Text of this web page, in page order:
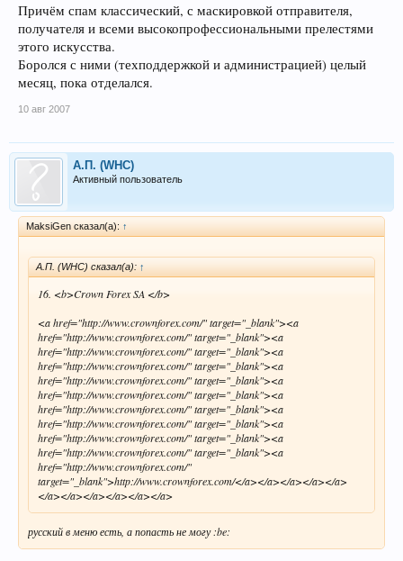
Причём спам классический, с маскировкой отправителя,
получателя и всеми высокопрофессиональными прелестями
этого искусства.
Боролся с ними (техподдержкой и администрацией) целый
месяц, пока отделался.
10 авг 2007
А.П. (WHC)
Активный пользователь
MaksiGen сказал(а): ↑
А.П. (WHC) сказал(а): ↑
16. <b>Crown Forex SA </b>
<a href="http://www.crownforex.com/" target="_blank"><a
href="http://www.crownforex.com/" target="_blank"><a
href="http://www.crownforex.com/" target="_blank"><a
href="http://www.crownforex.com/" target="_blank"><a
href="http://www.crownforex.com/" target="_blank"><a
href="http://www.crownforex.com/" target="_blank"><a
href="http://www.crownforex.com/" target="_blank"><a
href="http://www.crownforex.com/" target="_blank"><a
href="http://www.crownforex.com/" target="_blank"><a
href="http://www.crownforex.com/" target="_blank"><a
href="http://www.crownforex.com/"
target="_blank">http://www.crownforex.com/</a></a></a></a></a>
</a></a></a></a></a></a>
русский в меню есть, а попасть не могу :be: